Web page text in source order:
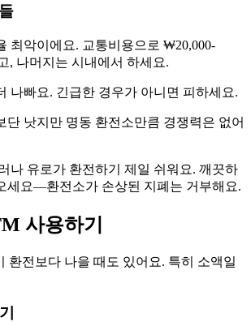
최악이에요. 교통비용으로 ₩20,000-
, 나머지는 시내에서 하세요.
나빠요. 긴급한 경우가 아니면 피하세요.
단 낫지만 명동 환전소만큼 경쟁력은 없어
나 유로가 환전하기 제일 쉬워요. 깨끗하
세요—환전소가 손상된 지폐는 거부해요.
사용하기
환전보다 나을 때도 있어요. 특히 소액일